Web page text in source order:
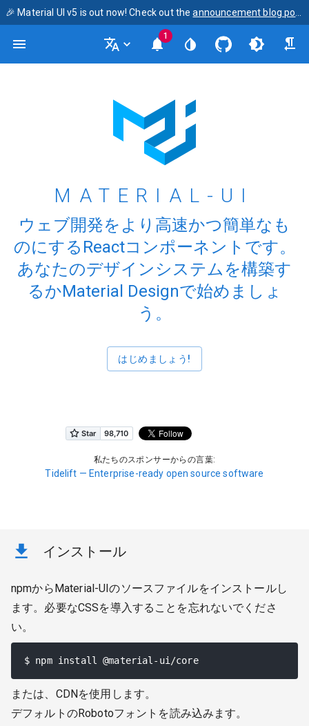
🎉 Material UI v5 is out now! Check out the announcement blog post
1
MATERIAL-UI
ウェブ開発をより高速かつ簡単なも
のにするReactコンポーネントです。
あなたのデザインシステムを構築す
るかMaterial Designで始めましょ
う。
はじめましょう!
私たちのスポンサーからの言葉:
Tidelift — Enterprise-ready open source software
インストール
npmからMaterial-UIのソースファイルをインストールし
ます。必要なCSSを導入することを忘れないでくださ
い。
$ npm install @material - ui /core
または、CDNを使用します。
デフォルトのRobotoフォントを読み込みます。